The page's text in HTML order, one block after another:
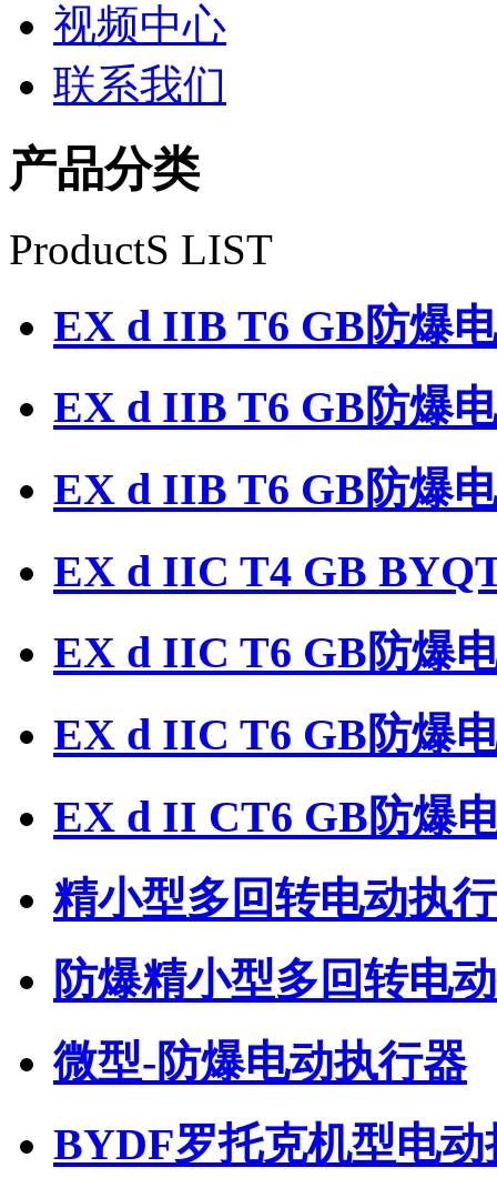
视频中心
联系我们
产品分类
ProductS LIST
EX d IIB T6 GB防爆
EX d IIB T6 GB防爆
EX d IIB T6 GB防爆
EX d IIC T4 GB
EX d IIC T6 GB防爆
EX d IIC T6 GB防爆
EX d II CT6 GB防爆
精小型多回转电动执
防爆精小型多回转电
微型-防爆电动执行器
BYDF罗托克机型电动